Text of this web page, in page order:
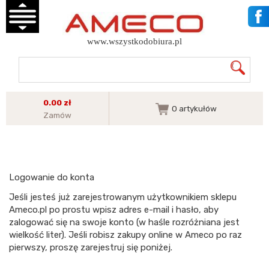
www.wszystkodobiura.pl
0.00 zł
Zamów
0 artykułów
Logowanie do konta
Jeśli jesteś już zarejestrowanym użytkownikiem sklepu
Ameco.pl po prostu wpisz adres e-mail i hasło, aby
zalogować się na swoje konto (w haśle rozróżniana jest
wielkość liter). Jeśli robisz zakupy online w Ameco po raz
pierwszy, proszę zarejestruj się poniżej.